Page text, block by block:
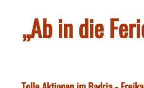
„Ab in die